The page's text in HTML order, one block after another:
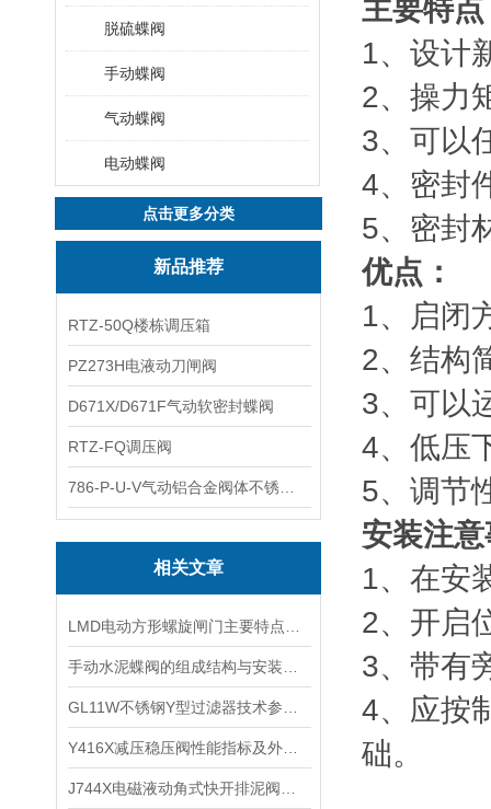
脱硫蝶阀
手动蝶阀
气动蝶阀
电动蝶阀
点击更多分类
新品推荐
RTZ-50Q楼栋调压箱
PZ273H电液动刀闸阀
D671X/D671F气动软密封蝶阀
RTZ-FQ调压阀
相关文章
主要特点
1、设计
2、操力
3、可以
4、密封
5、密封
优点：
1、启闭
2、结构
3、可以
4、低压
5、调节
安装注
1、在安
2、开启
3、带有
4、应按
础。